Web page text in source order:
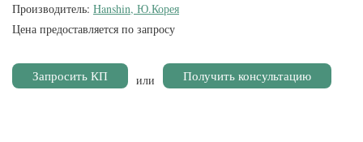
Производитель: Hanshin, Ю.Корея
Цена предоставляется по запросу
Запросить КП или Получить консультацию